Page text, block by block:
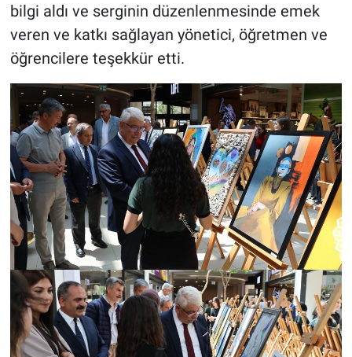
bilgi aldı ve serginin düzenlenmesinde emek
veren ve katkı sağlayan yönetici, öğretmen ve
öğrencilere teşekkür etti.
Kırşehir
Yerel
Genel
Asayiş
Kültür - Sanat
Politika
Magazin
Çevre
Haberde İnsan